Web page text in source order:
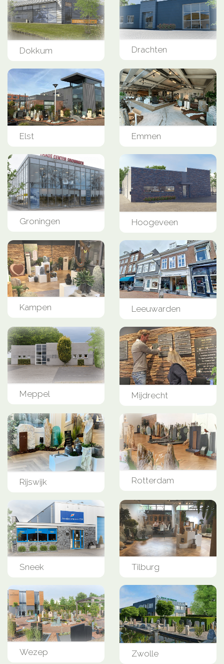
Dokkum Drachten
Elst Emmen
Groningen Hoogeveen
Kampen Leeuwarden
Meppel Mijdrecht
Rijswijk Rotterdam
Sneek Tilburg
Wezep Zwolle